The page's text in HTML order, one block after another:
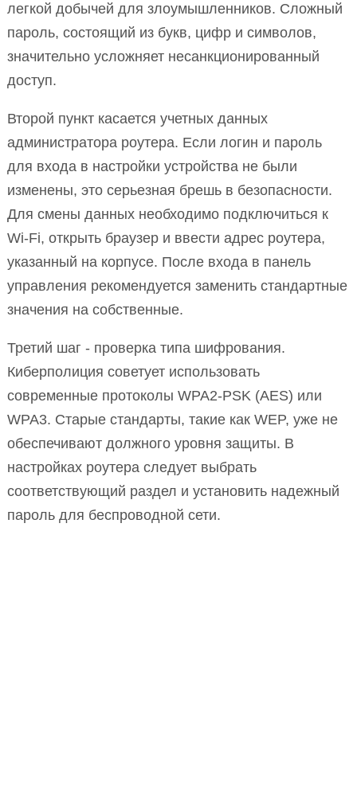
легкой добычей для злоумышленников. Сложный
пароль, состоящий из букв, цифр и символов,
значительно усложняет несанкционированный
доступ.
Второй пункт касается учетных данных
администратора роутера. Если логин и пароль
для входа в настройки устройства не были
изменены, это серьезная брешь в безопасности.
Для смены данных необходимо подключиться к
Wi-Fi, открыть браузер и ввести адрес роутера,
указанный на корпусе. После входа в панель
управления рекомендуется заменить стандартные
значения на собственные.
Третий шаг - проверка типа шифрования.
Киберполиция советует использовать
современные протоколы WPA2-PSK (AES) или
WPA3. Старые стандарты, такие как WEP, уже не
обеспечивают должного уровня защиты. В
настройках роутера следует выбрать
соответствующий раздел и установить надежный
пароль для беспроводной сети.